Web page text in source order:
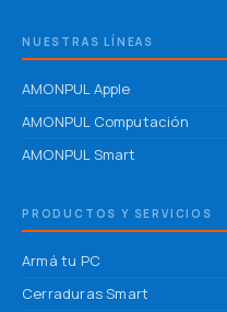
NUESTRAS LÍNEAS
AMONPUL Apple
AMONPUL Computación
AMONPUL Smart
PRODUCTOS Y SERVICIOS
Armá tu PC
Cerraduras Smart